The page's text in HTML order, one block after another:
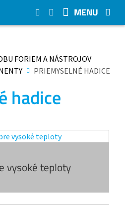
FORIEM A NÁSTROJOV
PRIEMYSELNÉ HADICE
hadice
vysoké teploty
MENU